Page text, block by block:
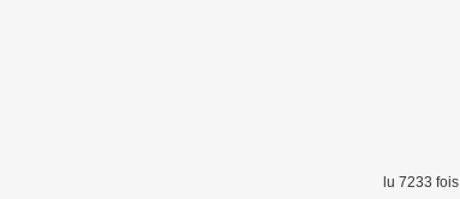
lu 7233 fois